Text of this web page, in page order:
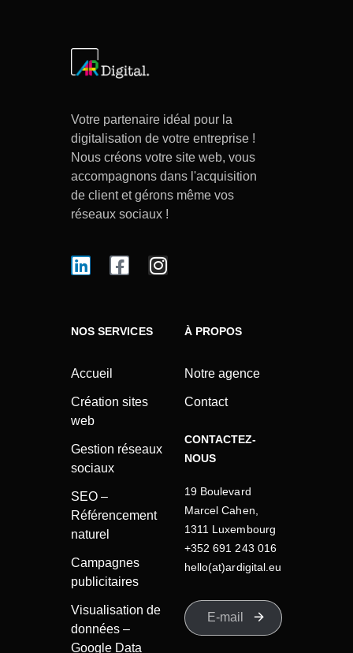
Votre partenaire idéal pour la
digitalisation de votre entreprise !
Nous créons votre site web, vous
accompagnons dans l'acquisition
de client et gérons même vos
réseaux sociaux !
NOS SERVICES
Accueil
Création sites
web
Gestion réseaux
sociaux
SEO –
Référencement
naturel
Campagnes
publicitaires
Visualisation de
données –
Google Data
À PROPOS
Notre agence
Contact
CONTACTEZ-
NOUS
19 Boulevard
Marcel Cahen,
1311 Luxembourg
+352 691 243 016
hello(at)ardigital.eu